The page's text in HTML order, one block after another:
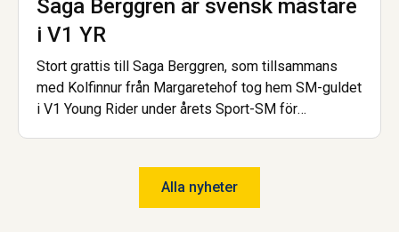
Saga Berggren är svensk mästare
i V1 YR
Stort grattis till Saga Berggren, som tillsammans
med Kolfinnur från Margaretehof tog hem SM-guldet
i V1 Young Rider under årets Sport-SM för
Alla nyheter